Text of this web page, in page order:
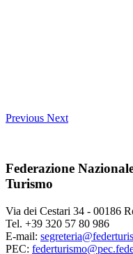
Previous Next
Federazione
Turismo
Via dei Cestari 34 - 00186
Tel. +39 320 57 80 986
E-mail:
PEC: